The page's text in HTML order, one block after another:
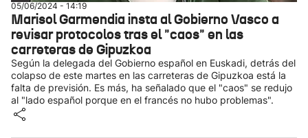
05/06/2024 - 14:19
Marisol Garmendia insta al Gobierno Vasco a
revisar protocolos tras el "caos" en las
carreteras de Gipuzkoa
Según la delegada del Gobierno español en Euskadi, detrás del
colapso de este martes en las carreteras de Gipuzkoa está la
falta de previsión. Es más, ha señalado que el "caos" se redujo
al "lado español porque en el francés no hubo problemas".